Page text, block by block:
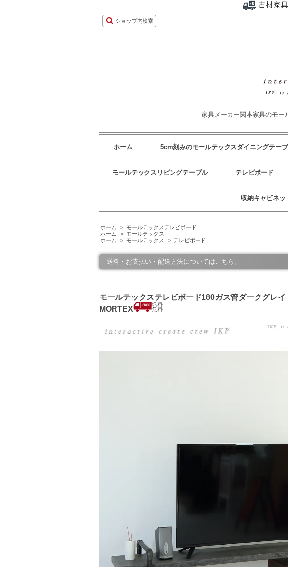
ショップ内検索
家具メーカー関本家具のモー
ホーム 5cm刻みのモールテックスダイニングテー
モールテックスリビングテーブル テレビボード
収納キャビネッ
ホーム > モールテックステレビボード
ホーム
> モールテックス
ホーム
> モールテックス > テレビボード
送料・お支払い・配送方法についてはこちら。
モールテックステレビボード180ガス管ダークグレ
MORTEX